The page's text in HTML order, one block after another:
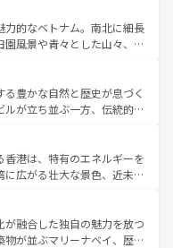
ど、バラエティ豊かな料理
の台湾情報は コンテンツ一覧を参
々の自然美を楽しむことが
、絶品のストリートフード
っている。夜には、韓国な
多彩な魅力を心ゆくまで味
い。 なお、新着の韓国情報はコンテンツ一
力的なベトナム。南北に細長
風景や青々とした山々、世
。ハノイの古い町並みやホ
の建物も、独特の雰囲気を
ティの豊かさとおいしさで
トナムコーヒーなどは、ぜ
を訪れてもあたたかい人々
きっと忘れられない旅にな
豊かな自然と歴史が息づく
が立ち並ぶ一方、伝統的な
はチェンマイなどの山岳地
プーケットやクラビの美し
むことができる。タイ料理
どの季節にも異なる楽しみ
イの人々、仏教を中心とし
が、訪れる旅人を魅了し続
港は、特有のエネルギーを
広がる壮大な景色、近未来
ず。観光スポットが密集し
れるのも魅力。息をのむよ
、香港を存分に楽しみ尽く
融合した独自の魅力を放つ
が並ぶマリーナベイ、歴史